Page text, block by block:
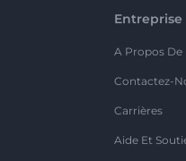
Entreprise
A Propos De
Contactez-
Carrières
Aide Et